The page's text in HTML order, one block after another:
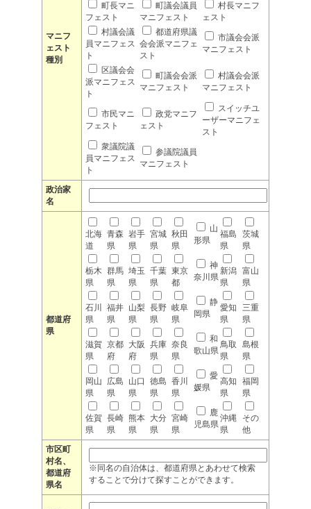
マニフ
ェスト
種別
町長マニ
フェスト
町議会議員
マニフェスト
村長マニフ
ェスト
村議会議
員マニフェス
ト
都道府県議
会会派マニフェ
スト
市議会会派
マニフェスト
区議会会
派マニフェス
ト
町議会会派
マニフェスト
村議会会派
マニフェスト
市民マニ
フェスト
政党マニフ
ェスト
スイッチユ
ーザーマニフェ
スト
衆議院議
員マニフェス
ト
参議院議員
マニフェスト
政治家
名
都道府
県
北海
道
青森
県
岩手
県
宮城
県
秋田
県
山
形県
福島
県
茨城
県
栃木
県
群馬
県
埼玉
県
千葉
県
東京
都
神
奈川県
新潟
県
富山
県
石川
県
福井
県
山梨
県
長野
県
岐阜
県
静
岡県
愛知
県
三重
県
滋賀
県
京都
府
大阪
府
兵庫
県
奈良
県
和
歌山県
鳥取
県
島根
県
岡山
県
広島
県
山口
県
徳島
県
香川
県
愛
媛県
高知
県
福岡
県
佐賀
県
長崎
県
熊本
県
大分
県
宮崎
県
鹿
児島県
沖縄
県
その
他
市区町
村名、
都道府
県名
※同名の自治体は、都道府県とあわせて検索
することで分けて探すことができます。